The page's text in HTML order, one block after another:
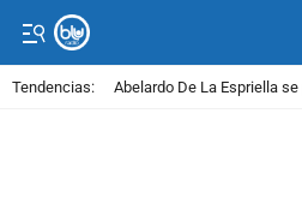
Tendencias: Abelardo De La Espriella